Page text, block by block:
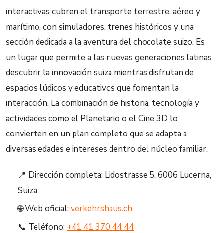
interactivas cubren el transporte terrestre, aéreo y
marítimo, con simuladores, trenes históricos y una
sección dedicada a la aventura del chocolate suizo. Es
un lugar que permite a las nuevas generaciones latinas
descubrir la innovación suiza mientras disfrutan de
espacios lúdicos y educativos que fomentan la
interacción. La combinación de historia, tecnología y
actividades como el Planetario o el Cine 3D lo
convierten en un plan completo que se adapta a
diversas edades e intereses dentro del núcleo familiar.
📍 Dirección completa: Lidostrasse 5, 6006 Lucerna,
Suiza
🌐 Web oficial:verkehrshaus.ch
📞 Teléfono: +41 41 370 44 44